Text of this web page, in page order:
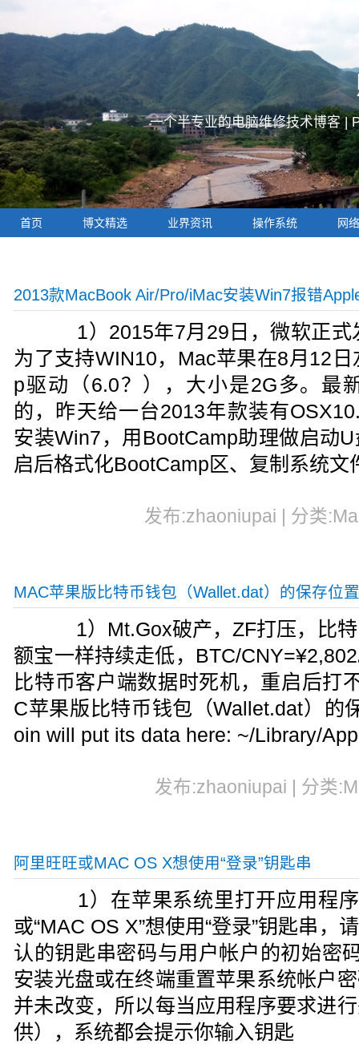
一个半专业的电脑维修技术博客 |
首页 博文精选 业界资讯 操作系统 网
2013款MacBook Air/Pro/iMac安装Win7报错
1）2015年7月29日，微软正式
为了支持WIN10，Mac苹果在8月12
p驱动（6.0？），大小是2G多。最
的，昨天给一台2013年款装有
安装Win7，用BootCamp助理做启动
启后格式化BootCamp区、复制系统文
发布:zhaoniupai | 分类
MAC苹果版比特币钱包（Wallet.dat）的保存位
1）Mt.Gox破产，ZF打压，比特
额宝一样持续走低，BTC/
比特币客户端数据时死机，重启后打
C苹果版比特币钱包（Wallet.dat）的
oin will put its data here: ~/Library/
发布:zhaoniupai | 分类
阿里旺旺或MAC OS X想使用“登录”钥匙串
1）在苹果系统里打开应用程序
或“MAC OS X”想使用“登录”钥匙串，
认的钥匙串密码与用户帐户的初始密
安装光盘或在终端重置苹果系统帐户
并未改变，所以每当应用程序要求进
供），系统都会提示你输入钥匙